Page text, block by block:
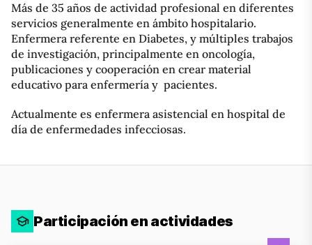
Más de 35 años de actividad profesional en diferentes
servicios generalmente en ámbito hospitalario.
Enfermera referente en Diabetes, y múltiples trabajos
de investigación, principalmente en oncología,
publicaciones y cooperación en crear material
educativo para enfermería y pacientes.
Actualmente es enfermera asistencial en hospital de
día de enfermedades infecciosas.
Participación en actividades